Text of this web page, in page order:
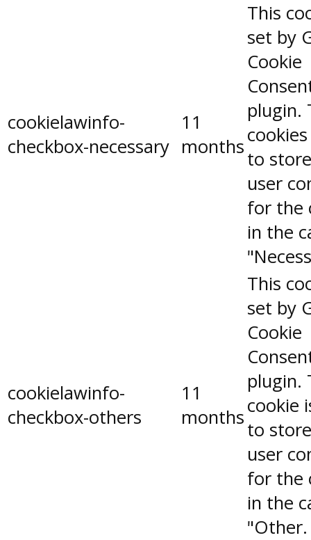
cookielawinfo-
checkbox-necessary
11
months
This
set by
Cookie
plugin.
to
user
for the
in the
cookielawinfo-
checkbox-others
11
months
This
set by
Cookie
plugin.
cookie
to
user
for the
in the
"Other.